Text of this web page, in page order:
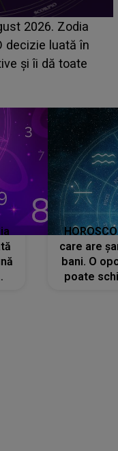
Zodia
luată în
toate
acum!
face o
care are
bani. O
poate